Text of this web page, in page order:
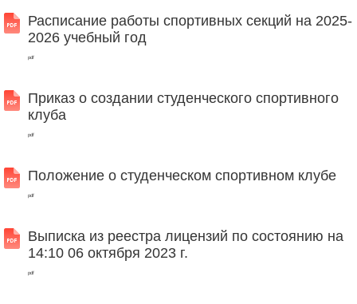
Расписание работы спортивных секций на 2025-
2026 учебный год
pdf
Приказ о создании студенческого спортивного
клуба
pdf
Положение о студенческом спортивном клубе
pdf
Выписка из реестра лицензий по состоянию на
14:10 06 октября 2023 г.
pdf